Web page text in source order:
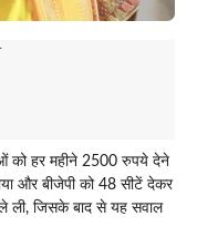
को हर महीने 2500 रुपये देने
और बीजेपी को 48 सीटें देकर
ली, जिसके बाद से यह सवाल